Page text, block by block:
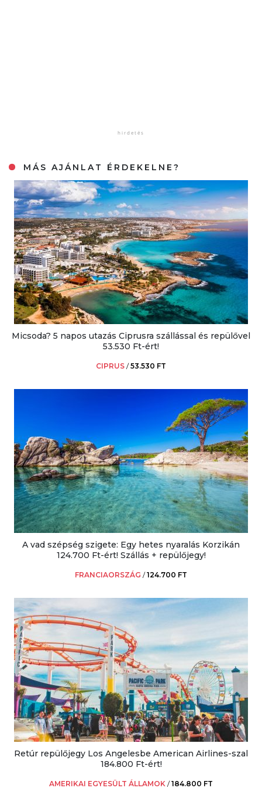
MÁS AJÁNLAT ÉRDEKELNE?
Micsoda? 5 napos utazás Ciprusra szállással és repülővel
53.530 Ft-ért!
CIPRUS /53.530 FT
A vad szépség szigete: Egy hetes nyaralás Korzikán
124.700 Ft-ért! Szállás + repülőjegy!
FRANCIAORSZÁG /124.700 FT
Retúr repülőjegy Los Angelesbe American Airlines-szal
184.800 Ft-ért!
AMERIKAI EGYESÜLT ÁLLAMOK /184.800 FT